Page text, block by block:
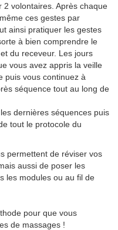
volontaires. Après chaque
ces gestes par
ainsi pratiquer les gestes
à bien comprendre le
du receveur. Les jours
vous avez appris la veille
puis vous continuez à
séquence tout au long de
dernières séquences puis
tout le protocole du
permettent de réviser vos
aussi de poser les
les modules ou au fil de
pour que vous
de massages !